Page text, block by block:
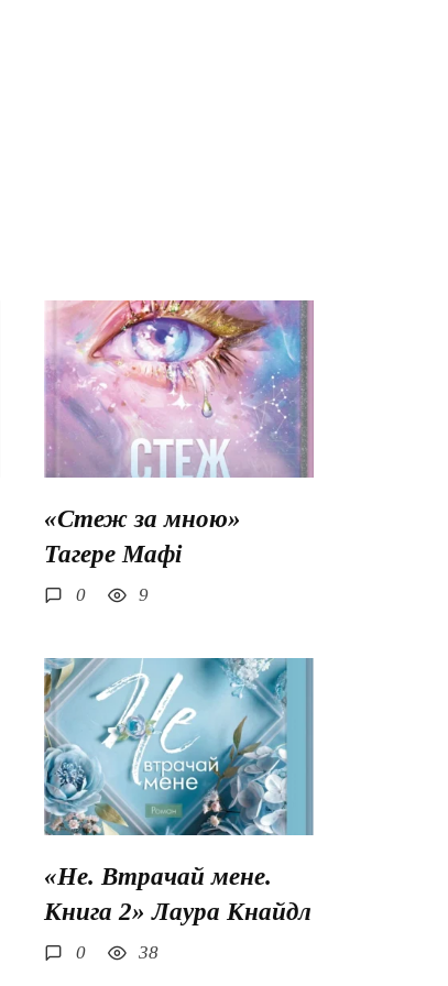
«Стеж за мною»
Тагере Мафі
0 9
«Не. Втрачай мене.
Книга 2» Лаура Кнайдл
0 38